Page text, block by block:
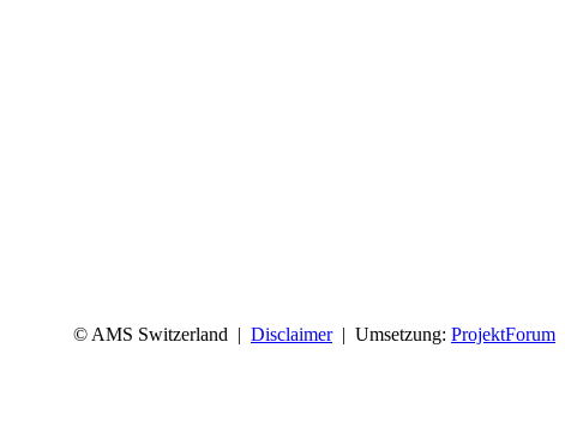
© AMS Switzerland | Disclaimer| Umsetzung: ProjektForum